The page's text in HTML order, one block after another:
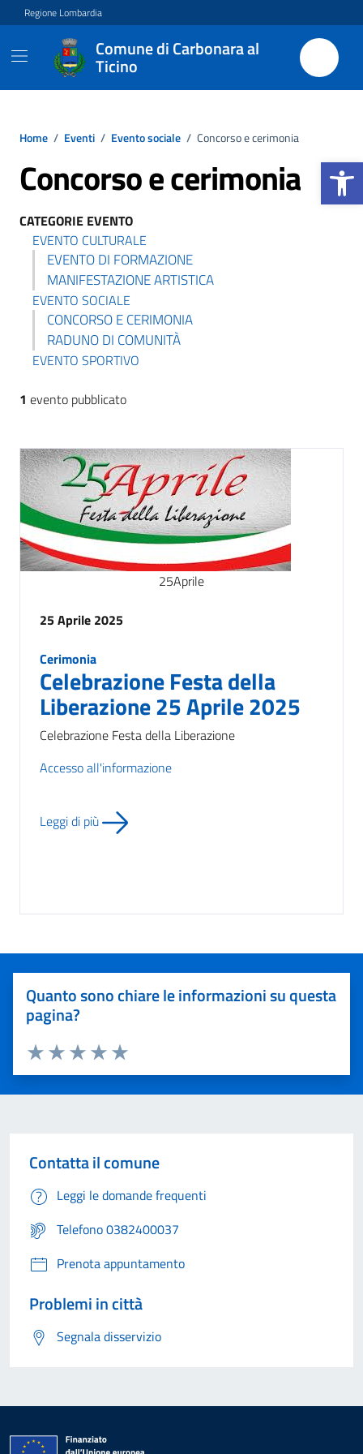
Vai ai contenuti
Vai al footer
Regione Lombardia
Comune di Carbonara al
Ticino
Home / Eventi / Evento sociale / Concorso e cerimonia
Concorso e cerimonia
CATEGORIE EVENTO
EVENTO CULTURALE
EVENTO DI FORMAZIONE
MANIFESTAZIONE ARTISTICA
EVENTO SOCIALE
CONCORSO E CERIMONIA
RADUNO DI COMUNITÀ
EVENTO SPORTIVO
1 evento pubblicato
25Aprile
25 Aprile 2025
Cerimonia
Celebrazione Festa della
Liberazione 25 Aprile 2025
Celebrazione Festa della Liberazione
Accesso all'informazione
Leggi di più
Quanto sono chiare le informazioni su questa
pagina?
Valuta 5 stelle su 5
Valuta 4 stelle su 5
Valuta 3 stelle su 5
Valuta 2 stelle su 5
Valuta 1 stelle su 5
Contatta il comune
Leggi le domande frequenti
Telefono 0382400037
Prenota appuntamento
Problemi in città
Segnala disservizio
Apri la